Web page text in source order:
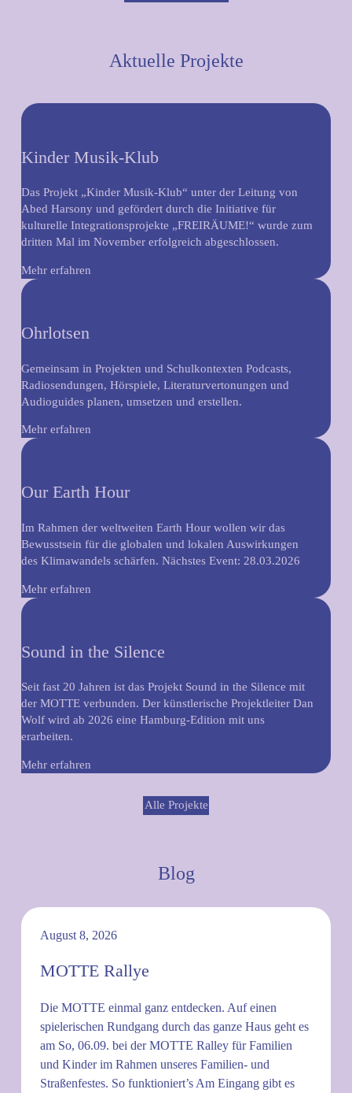
Aktuelle Projekte
Kinder Musik-Klub
Das Projekt „Kinder Musik-Klub“ unter der Leitung von
Abed Harsony und gefördert durch die Initiative für
kulturelle Integrationsprojekte „FREIRÄUME!“ wurde zum
dritten Mal im November erfolgreich abgeschlossen.
Mehr erfahren
Ohrlotsen
Gemeinsam in Projekten und Schulkontexten Podcasts,
Radiosendungen, Hörspiele, Literaturvertonungen und
Audioguides planen, umsetzen und erstellen.
Mehr erfahren
Our Earth Hour
Im Rahmen der weltweiten Earth Hour wollen wir das
Bewusstsein für die globalen und lokalen Auswirkungen
des Klimawandels schärfen. Nächstes Event: 28.03.2026
Mehr erfahren
Sound in the Silence
Seit fast 20 Jahren ist das Projekt Sound in the Silence mit
der MOTTE verbunden. Der künstlerische Projektleiter Dan
Wolf wird ab 2026 eine Hamburg-Edition mit uns
erarbeiten.
Mehr erfahren
Alle Projekte
Blog
August 8, 2026
MOTTE Rallye
Die MOTTE einmal ganz entdecken. Auf einen
spielerischen Rundgang durch das ganze Haus geht es
am So, 06.09. bei der MOTTE Ralley für Familien
und Kinder im Rahmen unseres Familien- und
Straßenfestes. So funktioniert’s Am Eingang gibt es